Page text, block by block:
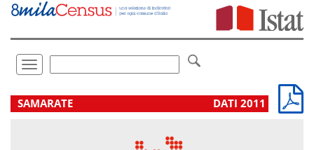
Vai
direttamente
Toggle
navigation
.
SAMARATE DATI 2011